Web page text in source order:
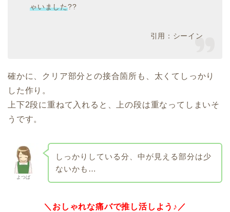
ゃいました??
引用：シーイン
確かに、クリア部分との接合箇所も、太くてしっかり
した作り。
上下2段に重ねて入れると、上の段は重なってしまいそ
うです。
よつば
しっかりしている分、中が見える部分は少
ないかも…
＼おしゃれな痛バで推し活しよう♪／